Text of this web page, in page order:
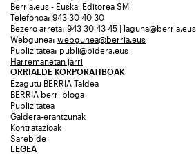
Berria.eus - Euskal Editorea SM
Telefonoa: 943 30 40 30
Bezero arreta: 943 30 43 45 | laguna@berria.eus
Webgunea: webgunea@berria.eus
Publizitatea: publi@bidera.eus
Harremanetan jarri
ORRIALDE KORPORATIBOAK
Ezagutu BERRIA Taldea
BERRIA berri bloga
Publizitatea
Galdera-erantzunak
Kontratazioak
Sarebide
LEGEA